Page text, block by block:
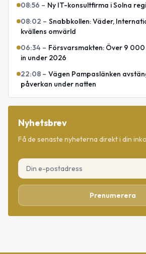
08:56 – Ny IT-konsultfirma i Solna
08:02 – Snabbkollen: Väder,
kvällens omvärld
06:34 – Försvarsmakten: Över 9
in under 2026
22:08 – Vägen Pampaslänken
påverkan under natten
Nyhetsbrev
Få de senaste nyheterna direkt i din
Prenumerera